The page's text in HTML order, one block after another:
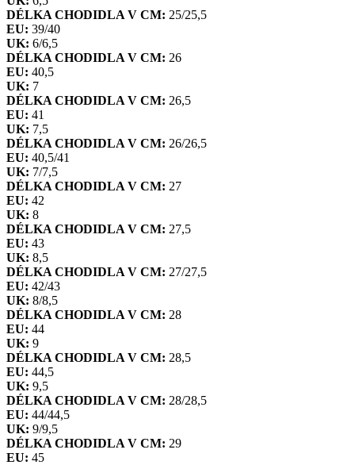
DÉLKA CHODIDLA V CM: 25/25,5
EU: 39/40
UK: 6/6,5
DÉLKA CHODIDLA V CM: 26
EU: 40,5
UK: 7
DÉLKA CHODIDLA V CM: 26,5
EU: 41
UK: 7,5
DÉLKA CHODIDLA V CM: 26/26,5
EU: 40,5/41
UK: 7/7,5
DÉLKA CHODIDLA V CM: 27
EU: 42
UK: 8
DÉLKA CHODIDLA V CM: 27,5
EU: 43
UK: 8,5
DÉLKA CHODIDLA V CM: 27/27,5
EU: 42/43
UK: 8/8,5
DÉLKA CHODIDLA V CM: 28
EU: 44
UK: 9
DÉLKA CHODIDLA V CM: 28,5
EU: 44,5
UK: 9,5
DÉLKA CHODIDLA V CM: 28/28,5
EU: 44/44,5
UK: 9/9,5
DÉLKA CHODIDLA V CM: 29
EU: 45